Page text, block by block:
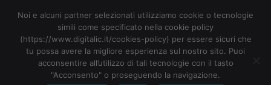
MENU
Noi e alcuni partner selezionati utilizziamo cookie o tecnologie
simili come specificato nella cookie policy
(https://www.digitalic.it/cookies-policy) per essere sicuri che
tu possa avere la migliore esperienza sul nostro sito. Puoi
acconsentire all’utilizzo di tali tecnologie con il tasto
"Acconsento" o proseguendo la navigazione.